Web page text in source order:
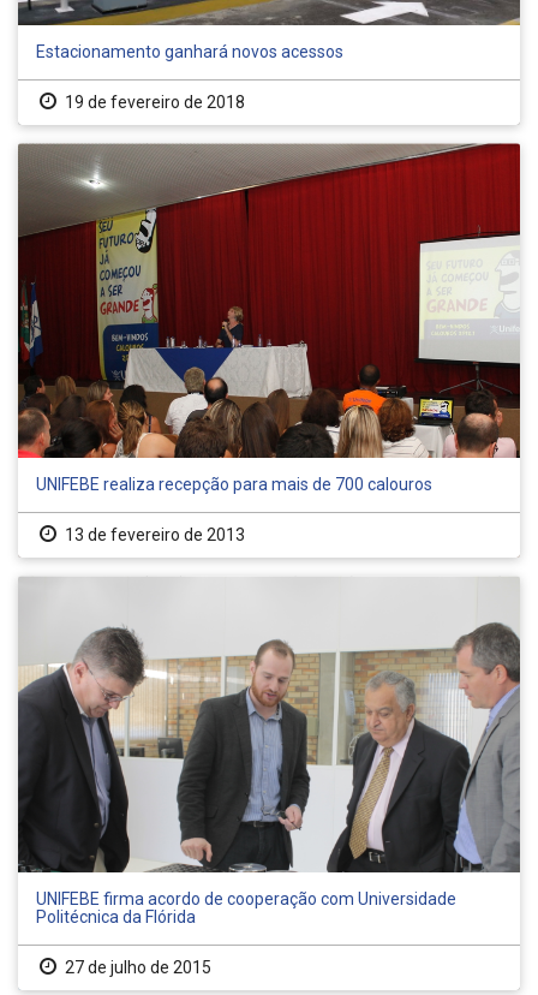
Estacionamento ganhará novos acessos
19 de fevereiro de 2018
UNIFEBE realiza recepção para mais de 700 calouros
13 de fevereiro de 2013
UNIFEBE firma acordo de cooperação com Universidade
Politécnica da Flórida
27 de julho de 2015